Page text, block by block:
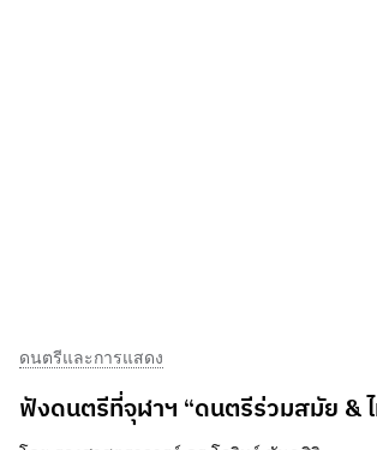
ดนตรีและการแสดง
ฟังดนตรีที่จุฬาฯ “ดนตรีร่วมสมัย &